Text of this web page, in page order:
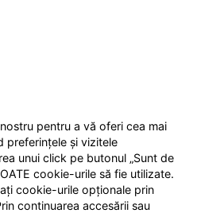
pentru a vă oferi cea mai
preferințele și vizitele
unui click pe butonul „Sunt de
cookie-urile să fie utilizate.
cookie-urile opționale prin
continuarea accesării sau